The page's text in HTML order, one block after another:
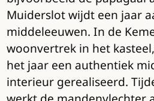
Muiderslot wijdt een jaar
middeleeuwen. In de
woonvertrek in het
het jaar een authentiek
interieur gerealiseerd.